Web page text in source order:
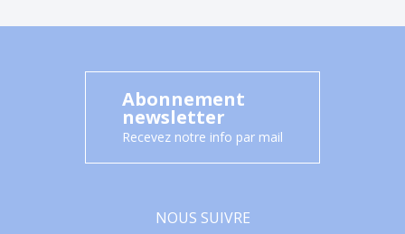
Abonnement
newsletter
Recevez notre info par mail
NOUS SUIVRE